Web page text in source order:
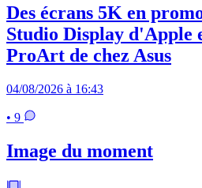
Des écrans 5K en
Studio Display d'Apple
ProArt de chez Asus
04/08/2026 à 16:43
• 9
Image du moment